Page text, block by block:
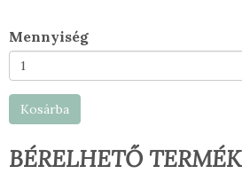
Mennyiség
Kosárba
BÉRELHETŐ TERMÉK